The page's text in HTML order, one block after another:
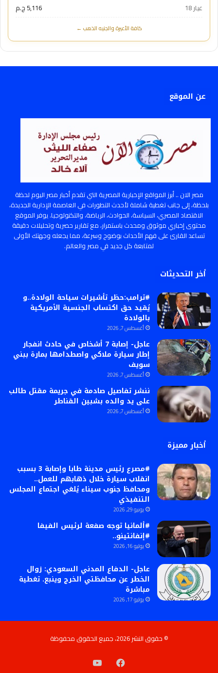
عيار 18
5,116 ج.م
كافة الأعيرة والجنيه الذهب ←
عن الموقع
مصر الان .. أبرز المواقع الإخبارية المصرية التي تقدم أخبار مصر اليوم لحظة
بلحظة، إلى جانب تغطية شاملة لأحدث التطورات في العاصمة الإدارية الجديدة،
الاقتصاد المصري، السياسة، الحوادث، الرياضة، والتكنولوجيا. يوفر الموقع
محتوى إخباري موثوق ومحدث باستمرار، مع تقارير حصرية وتحليلات دقيقة
تساعد القارئ على فهم الأحداث بوضوح وسرعة، مما يجعله وجهتك الأولى
لمتابعة كل جديد في مصر والعالم.
أخر التحديثات
#ترامب:حظر تأشيرات سياحة الولادة..و
يُقيد حق اكتساب الجنسية الأمريكية
بالولادة
أغسطس 7, 2026
عاجل- إصابة 7 أشخاص في حادث انفجار
إطار سيارة ملاكي واصطدامها بمارة ببني
سويف
أغسطس 7, 2026
ننشر تفاصيل صادمة في جريمة مقتل طالب
على يد والده بشبين القناطر
أغسطس 7, 2026
أخبار مميزة
#مصرع رئيس مدينة طابا وإصابة 3 بسبب
انقلاب سيارة خلال ذهابهم للعمل..
ومحافظ جنوب سيناء يُلغي اجتماع المجلس
التنفيذي
يونيو 29, 2026
#ألمانيا توجه صفعة لرئيس الفيفا
#إنفانتينو..
يوليو 16, 2026
عاجل- الدفاع المدني السعودي: زوال
الخطر عن محافظتي الخرج وينبع. تغطية
مباشرة
يوليو 17, 2026
© حقوق النشر 2026، جميع الحقوق محفوظة
فيسبوك‫YouTube